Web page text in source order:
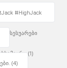
#HighJack
(1)
(4)